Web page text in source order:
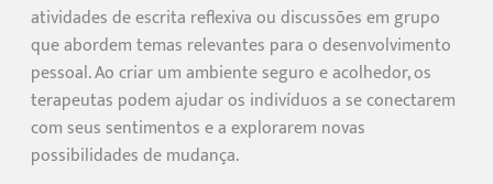
atividades de escrita reflexiva ou discussões em grupo
que abordem temas relevantes para o desenvolvimento
pessoal. Ao criar um ambiente seguro e acolhedor, os
terapeutas podem ajudar os indivíduos a se conectarem
com seus sentimentos e a explorarem novas
possibilidades de mudança.